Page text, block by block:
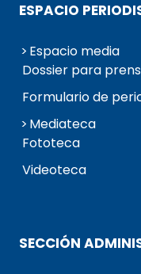
ESPACIO
Espacio media
Dossier para
Formulario de
Mediateca
Fototeca
Videoteca
SECCIÓN